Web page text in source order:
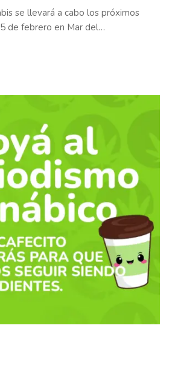
se llevará a cabo los próximos
de febrero en Mar del…